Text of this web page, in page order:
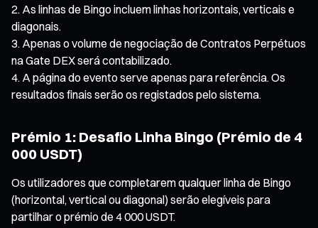
As linhas de Bingo incluem linhas horizontais, verticais e
diagonais.
Apenas o volume de negociação de Contratos Perpétuos
na Gate DEX será contabilizado.
A página do evento serve apenas para referência. Os
resultados finais serão os registados pelo sistema.
Prémio 1: Desafio Linha Bingo (Prémio de 4
000 USDT)
Os utilizadores que completarem qualquer linha de Bingo
(horizontal, vertical ou diagonal) serão elegíveis para
partilhar o prémio de 4 000 USDT.